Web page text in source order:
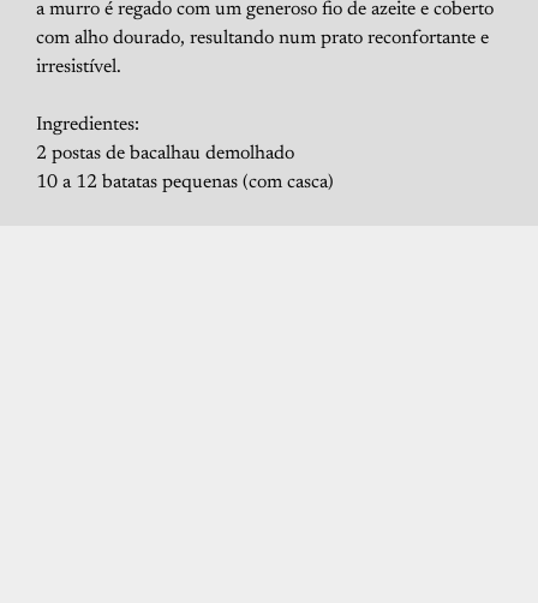
a murro é regado com um generoso fio de azeite e coberto
com alho dourado, resultando num prato reconfortante e
irresistível.
Ingredientes:
2 postas de bacalhau demolhado
10 a 12 batatas pequenas (com casca)